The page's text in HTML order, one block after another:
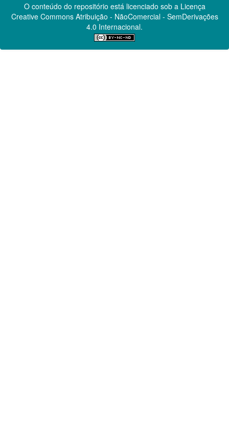
O conteúdo do repositório está licenciado sob a Licença
Creative CommonsAtribuição - NãoComercial - SemDerivações
4.0 Internacional.